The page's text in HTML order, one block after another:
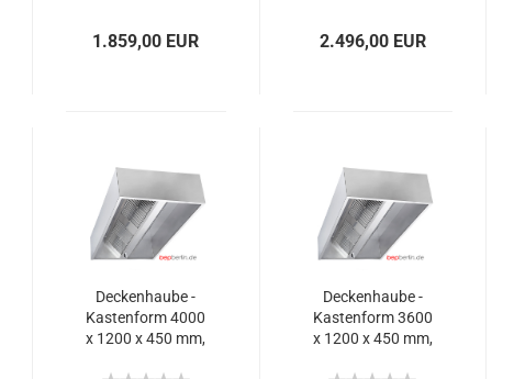
1.859,00 EUR 2.496,00 EUR
Deckenhaube -
Kastenform 4000
x 1200 x 450 mm,
Deckenhaube -
Kastenform 3600
x 1200 x 450 mm,